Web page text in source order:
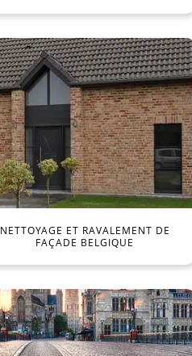
NETTOYAGE ET RAVALEMENT DE
FAÇADE BELGIQUE